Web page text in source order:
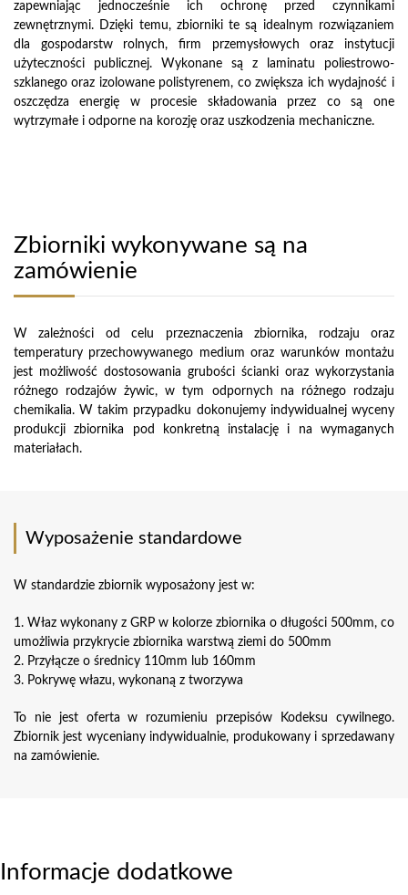
zapewniając jednocześnie ich ochronę przed czynnikami
zewnętrznymi. Dzięki temu, zbiorniki te są idealnym rozwiązaniem
dla gospodarstw rolnych, firm przemysłowych oraz instytucji
użyteczności publicznej. Wykonane są z laminatu poliestrowo-
szklanego oraz izolowane polistyrenem, co zwiększa ich wydajność i
oszczędza energię w procesie składowania przez co są one
wytrzymałe i odporne na korozję oraz uszkodzenia mechaniczne.
Zbiorniki wykonywane są na
zamówienie
W zależności od celu przeznaczenia zbiornika, rodzaju oraz
temperatury przechowywanego medium oraz warunków montażu
jest możliwość dostosowania grubości ścianki oraz wykorzystania
różnego rodzajów żywic, w tym odpornych na różnego rodzaju
chemikalia. W takim przypadku dokonujemy indywidualnej wyceny
produkcji zbiornika pod konkretną instalację i na wymaganych
materiałach.
Wyposażenie standardowe
W standardzie zbiornik wyposażony jest w:
1. Właz wykonany z GRP w kolorze zbiornika o długości 500mm, co
umożliwia przykrycie zbiornika warstwą ziemi do 500mm
2. Przyłącze o średnicy 110mm lub 160mm
3. Pokrywę włazu, wykonaną z tworzywa
To nie jest oferta w rozumieniu przepisów Kodeksu cywilnego.
Zbiornik jest wyceniany indywidualnie, produkowany i sprzedawany
na zamówienie.
Informacje dodatkowe